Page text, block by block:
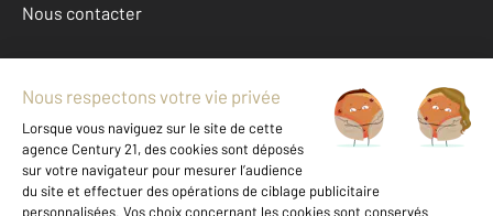
Nous contacter
Mentions légales & CGU et Barèmes d'honoraires
Données personnelles
Gestionnaire des cookies